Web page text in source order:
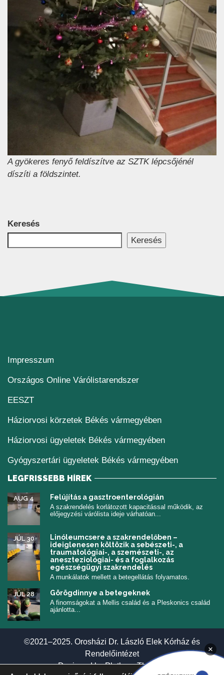
A gyökeres fenyő feldíszítve az SZTK lépcsőjénél
díszíti a földszintet.
Keresés
Keresés
Impresszum
Országos Online Várólistarendszer(új ablakban nyílik
EESZT(új ablakban nyílik meg)
Háziorvosi körzetek Békés vármegyében
Háziorvosi ügyeletek Békés vármegyében
Gyógyszertári ügyeletek Békés vármegyében
LEGFRISSEBB HÍREK
Felújítás a gasztroenterológián
AUG 4
A szakrendelés korlátozott kapacitással működik, az
előjegyzési várólista ideje várhatóan...
Linóleumcsere a szakrendelőben –
ideiglenesen költözik a sebészeti-, a
traumatológiai-, a szemészeti-, az
aneszteziológiai- és a foglalkozás
egészségügyi szakrendelés
JÚL 30
A munkálatok mellett a betegellátás folyamatos.
Görögdinnye a betegeknek
JÚL 28
A finomságokat a Mellis család és a Pleskonics család
ajánlotta...
©2021–2025. Orosházi Dr. László Elek Kórház és
Rendelőintézet
Designed byPlethora Themes
×